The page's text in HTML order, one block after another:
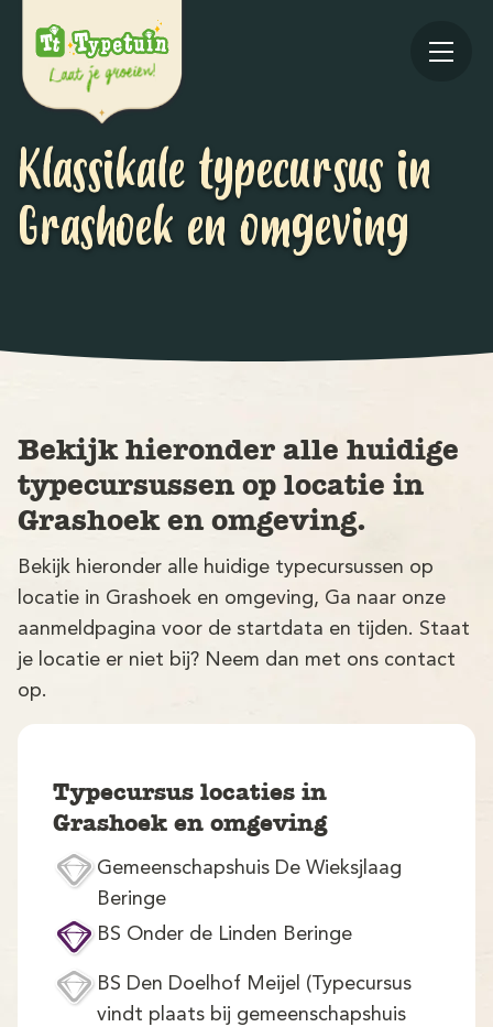
Demo
Klassikale typecursus in
Grashoek en omgeving
Bekijk hieronder alle huidige
typecursussen op locatie in
Grashoek en omgeving.
Bekijk hieronder alle huidige typecursussen op
locatie in Grashoek en omgeving, Ga naar onze
aanmeldpagina voor de startdata en tijden. Staat
je locatie er niet bij? Neem dan met ons contact
op.
Typecursus locaties in
Grashoek en omgeving
Gemeenschapshuis De Wieksjlaag
Beringe
BS Onder de Linden Beringe
BS Den Doelhof Meijel (Typecursus
vindt plaats bij gemeenschapshuis